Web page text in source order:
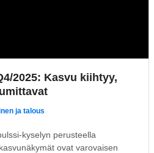
2025: Kasvu kiihtyy,
ja talous
kyselyn perusteella
ovat varovaisen